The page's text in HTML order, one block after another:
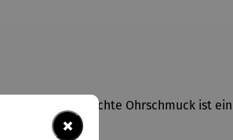
zarte, federleichte Ohrschmuck ist ein
×